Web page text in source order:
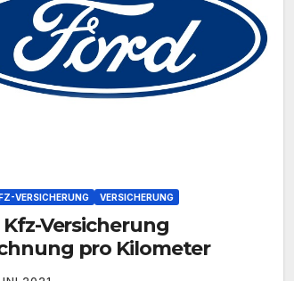
VERSICHERUNG VERSICHERUNG
Kfz-Versicherung
pro Kilometer